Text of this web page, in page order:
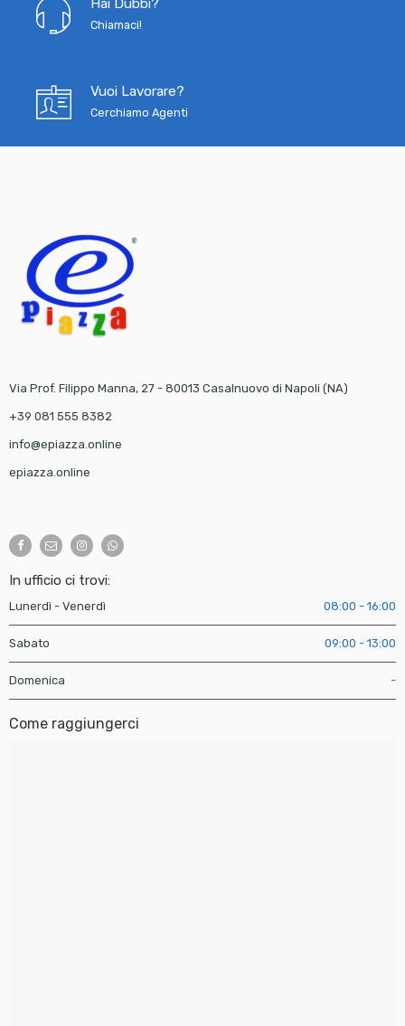
Chiamaci!
Vuoi Lavorare?
Cerchiamo Agenti
Via Prof. Filippo Manna, 27 - 80013 Casalnuovo di Napoli (NA)
+39 081 555 8382
info@epiazza.online
epiazza.online
In ufficio ci trovi:
Lunerdì - Venerdì 08:00 - 16:00
Sabato 09:00 - 13:00
Domenica -
Come raggiungerci